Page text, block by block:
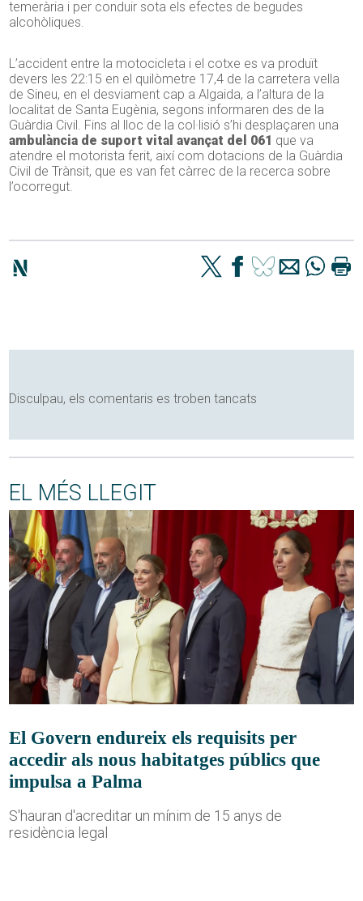
temerària i per conduir sota els efectes de begudes
alcohòliques.
L’accident entre la motocicleta i el cotxe es va produït
devers les 22:15 en el quilòmetre 17,4 de la carretera vella
de Sineu, en el desviament cap a Algaida, a l’altura de la
localitat de Santa Eugènia, segons informaren des de la
Guàrdia Civil. Fins al lloc de la col·lisió s’hi desplaçaren una
ambulància de suport vital avançat del 061 que va
atendre el motorista ferit, així com dotacions de la Guàrdia
Civil de Trànsit, que es van fet càrrec de la recerca sobre
l’ocorregut.
Disculpau, els comentaris es troben tancats
EL MÉS LLEGIT
El Govern endureix els requisits per
accedir als nous habitatges públics que
impulsa a Palma
S'hauran d'acreditar un mínim de 15 anys de
residència legal